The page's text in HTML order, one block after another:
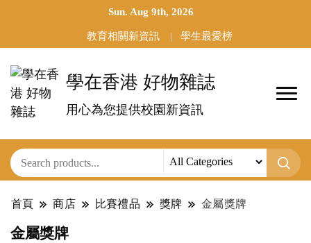
Sun. Aug 9th, 2026
教育相關新資訊 學生最愛榜
學在香港 好物雜誌
用心為您提供校園新資訊
首頁 商店 比賽禮品 獎牌 金屬獎牌
金屬獎牌